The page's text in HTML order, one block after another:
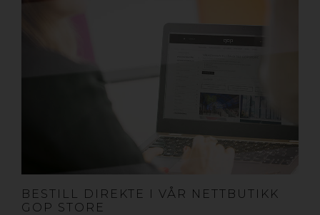
BESTILL DIREKTE I VÅR NETTBUTIKK
GOP STORE